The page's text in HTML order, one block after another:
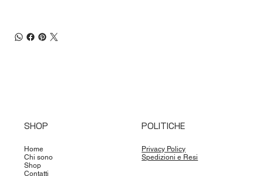
SHOP
Home
Chi sono
Shop
Contatti
POLITICHE
Privacy Policy
Spedizioni e Resi